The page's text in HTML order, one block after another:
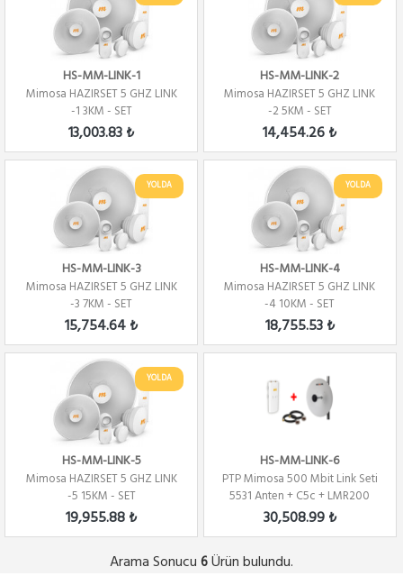
HS-MM-LINK-1
Mimosa HAZIRSET 5 GHZ LINK
-1 3KM - SET
13,003.83 ₺
HS-MM-LINK-2
Mimosa HAZIRSET 5 GHZ LINK
-2 5KM - SET
14,454.26 ₺
YOLDA
HS-MM-LINK-3
Mimosa HAZIRSET 5 GHZ LINK
-3 7KM - SET
15,754.64 ₺
YOLDA
HS-MM-LINK-4
Mimosa HAZIRSET 5 GHZ LINK
-4 10KM - SET
18,755.53 ₺
YOLDA
HS-MM-LINK-5
Mimosa HAZIRSET 5 GHZ LINK
-5 15KM - SET
19,955.88 ₺
HS-MM-LINK-6
PTP Mimosa 500 Mbit Link Seti
5531 Anten + C5c + LMR200
30,508.99 ₺
Arama Sonucu 6Ürün bulundu.